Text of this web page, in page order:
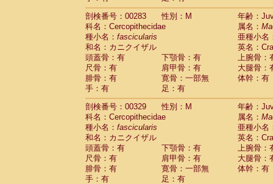
剖検番号：00283
性別：M
年齢：
科名：Cercopithecidae
属名：
種小名： fascicularis
亜種小名
和名：カニクイザル
英名：
頭蓋骨：有
下顎骨：有
上腕骨：
尺骨：有
肩甲骨：有
大腿骨：
腓骨：有
寛骨：一部無
体幹：有
手：有
足：有
剖検番号：00329
性別：M
年齢：
科名：Cercopithecidae
属名：
種小名： fascicularis
亜種小名
和名：カニクイザル
英名：
頭蓋骨：有
下顎骨：有
上腕骨：
尺骨：有
肩甲骨：有
大腿骨：
腓骨：有
寛骨：一部無
体幹：有
手：有
足：有